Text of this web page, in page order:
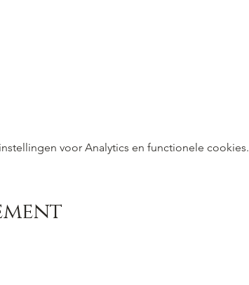
voor Analytics en functionele cookies.